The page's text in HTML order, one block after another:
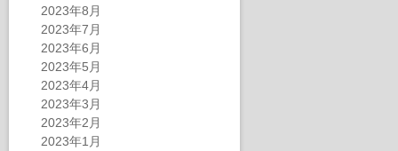
2023年8月
2023年7月
2023年6月
2023年5月
2023年4月
2023年3月
2023年2月
2023年1月